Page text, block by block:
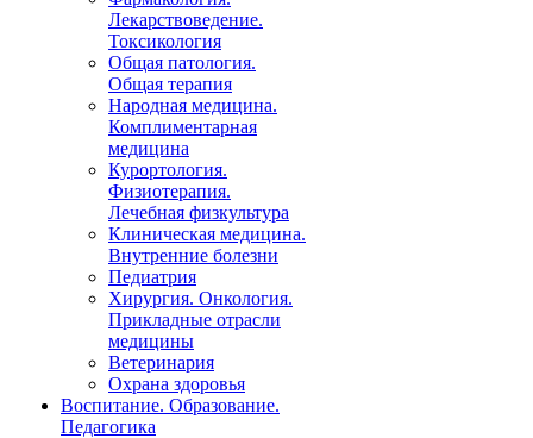
Лекарствоведение.
Токсикология
Общая патология.
Общая терапия
Народная медицина.
Комплиментарная
медицина
Курортология.
Физиотерапия.
Лечебная физкультура
Клиническая медицина.
Внутренние болезни
Педиатрия
Хирургия. Онкология.
Прикладные отрасли
медицины
Ветеринария
Охрана здоровья
Воспитание. Образование.
Педагогика